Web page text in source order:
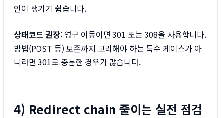
인이 생기기 쉽습니다.
상태코드 권장: 영구 이동이면 301 또는 308을 사용합니다.
방법(POST 등) 보존까지 고려해야 하는 특수 케이스가 아
니라면 301로 충분한 경우가 많습니다.
4) Redirect chain 줄이는 실전 점검